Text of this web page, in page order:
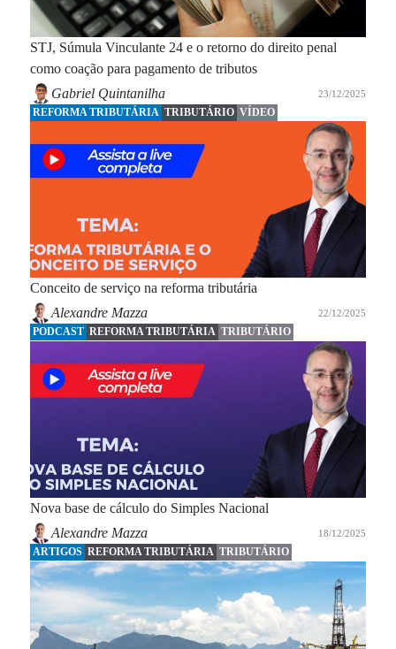
STJ, Súmula Vinculante 24 e o retorno do direito penal
como coação para pagamento de tributos
Gabriel Quintanilha
23/12/2025
REFORMA TRIBUTÁRIA TRIBUTÁRIO VÍDEO
Conceito de serviço na reforma tributária
Alexandre Mazza
22/12/2025
PODCAST REFORMA TRIBUTÁRIA TRIBUTÁRIO
Nova base de cálculo do Simples Nacional
Alexandre Mazza
18/12/2025
ARTIGOS REFORMA TRIBUTÁRIA TRIBUTÁRIO